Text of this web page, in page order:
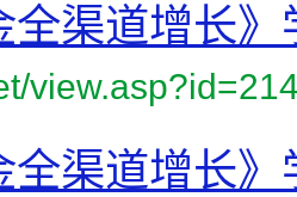
全渠道增长
全渠道增长